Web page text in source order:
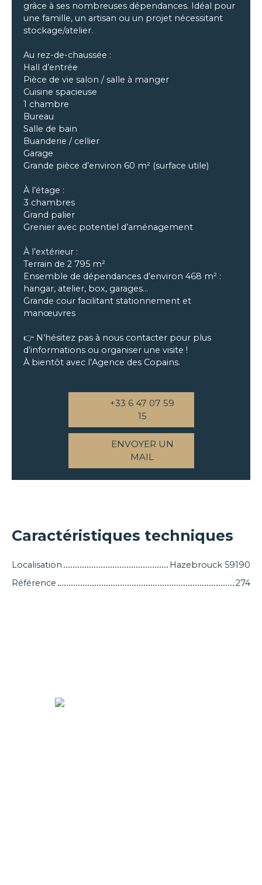
grâce à ses nombreuses dépendances. Idéal pour
une famille, un artisan ou un projet nécessitant
stockage/atelier.
Au rez-de-chaussée :
Hall d’entrée
Pièce de vie salon / salle à manger
Cuisine spacieuse
1 chambre
Bureau
Salle de bain
Buanderie / cellier
Garage
Grande pièce d’environ 60 m² (surface utile)
À l’étage :
3 chambres
Grand palier
Grenier avec potentiel d’aménagement
À l’extérieur :
Terrain de 2 795 m²
Ensemble de dépendances d’environ 468 m² :
hangar, atelier, box, garages…
Grande cour facilitant stationnement et
manœuvres
👉 N’hésitez pas à nous contacter pour plus
d’informations ou organiser une visite !
À bientôt avec l’Agence des Copains.
+33 6 47 07 59
15
ENVOYER UN
MAIL
Caractéristiques techniques
Localisation
Hazebrouck 59190
Référence
274